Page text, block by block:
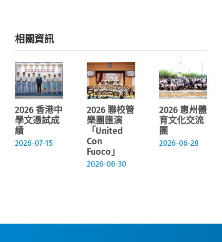
相關資訊
2026 香港中
學文憑試成
績
2026-07-15
2026 聯校管
樂團匯演
「United
Con
Fuoco」
2026-06-30
2026 惠州體
育文化交流
團
2026-06-28